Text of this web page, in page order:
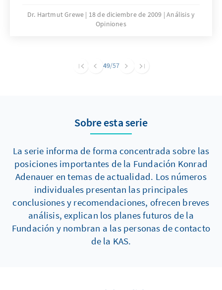
mit dem Erneuerbaren-Energien-Gesetz (EEG)
den Ausbau der erneuerbaren Energien.
eigenen Dachverband (Bundesverband
Dr. Hartmut Grewe 18 de diciembre de 2009 Análisis y
Opiniones
49/57
Sobre esta serie
La serie informa de forma concentrada sobre las
posiciones importantes de la Fundación Konrad
Adenauer en temas de actualidad. Los números
individuales presentan las principales
conclusiones y recomendaciones, ofrecen breves
análisis, explican los planes futuros de la
Fundación y nombran a las personas de contacto
de la KAS.